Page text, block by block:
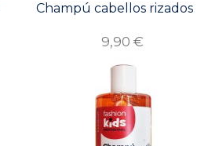
Champú cabellos rizados
9,90 €